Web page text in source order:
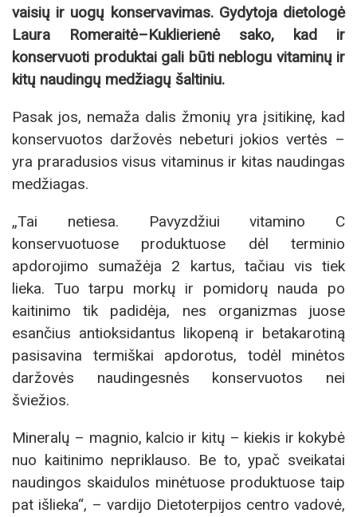
vaisių ir uogų konservavimas. Gydytoja dietologė
Laura Romeraitė–Kuklierienė sako, kad ir
konservuoti produktai gali būti neblogu vitaminų ir
kitų naudingų medžiagų šaltiniu.
Pasak jos, nemaža dalis žmonių yra įsitikinę, kad
konservuotos daržovės nebeturi jokios vertės –
yra praradusios visus vitaminus ir kitas naudingas
medžiagas.
„Tai netiesa. Pavyzdžiui vitamino C
konservuotuose produktuose dėl terminio
apdorojimo sumažėja 2 kartus, tačiau vis tiek
lieka. Tuo tarpu morkų ir pomidorų nauda po
kaitinimo tik padidėja, nes organizmas juose
esančius antioksidantus likopeną ir betakarotiną
pasisavina termiškai apdorotus, todėl minėtos
daržovės naudingesnės konservuotos nei
šviežios.
Mineralų – magnio, kalcio ir kitų – kiekis ir kokybė
nuo kaitinimo nepriklauso. Be to, ypač sveikatai
naudingos skaidulos minėtuose produktuose taip
pat išlieka“, – vardijo Dietoterpijos centro vadovė,